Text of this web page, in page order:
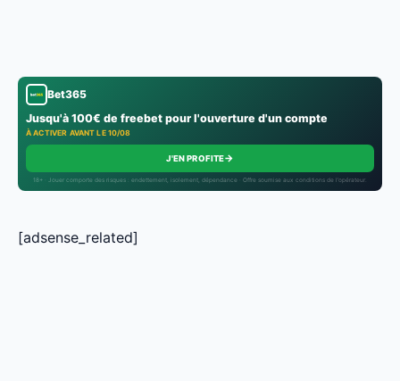
Bet365
Jusqu'à 100€ de freebet pour l'ouverture d'un compte
À ACTIVER AVANT LE 10/08
J'EN PROFITE→
18+ · Jouer comporte des risques : endettement, isolement, dépendance · Offre soumise aux conditions de l’opérateur.
[adsense_related]